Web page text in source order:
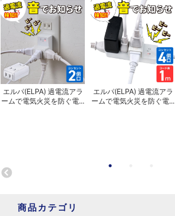
エルパ(ELPA) 過電流アラ
ームで電気火災を防ぐ電...
エルパ(ELPA) 過電流アラ
ームで電気火災を防ぐ電...
商品カテゴリ